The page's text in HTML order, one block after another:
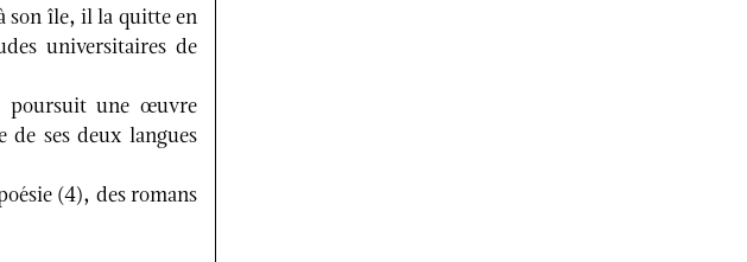
son île, il la quitte en
universitaires de
poursuit une œuvre
ses deux langues
(4), des romans